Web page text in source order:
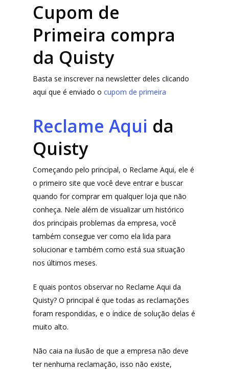
Cupom de
Primeira compra
da Quisty
Basta se inscrever na newsletter deles clicando
aqui que é enviado o cupom de primeira
Reclame Aqui da
Quisty
Começando pelo principal, o Reclame Aqui, ele é
o primeiro site que você deve entrar e buscar
quando for comprar em qualquer loja que não
conheça. Nele além de visualizar um histórico
dos principais problemas da empresa, você
também consegue ver como ela lida para
solucionar e também como está sua situação
nos últimos meses.
E quais pontos observar no Reclame Aqui da
Quisty? O principal é que todas as reclamações
foram respondidas, e o índice de solução delas é
muito alto.
Não caia na ilusão de que a empresa não deve
ter nenhuma reclamação, isso não existe,